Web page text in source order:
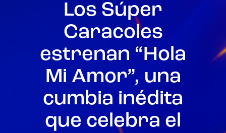
Los Súper
Caracoles
estrenan “Hola
Mi Amor”, una
cumbia inédita
que celebra el